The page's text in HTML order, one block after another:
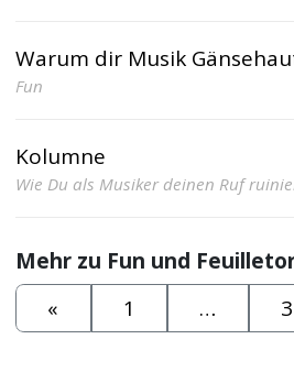
Warum dir Musik
Fun
Kolumne
Wie Du als Musiker deinen Ruf
Mehr zu Fun und
«
1 … 3